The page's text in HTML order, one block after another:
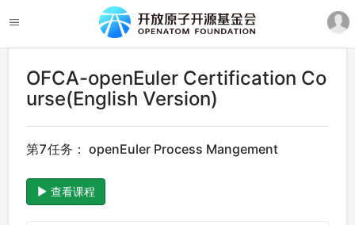
OFCA-openEuler Certification Co
urse(English Version)
第7任务： openEuler Process Mangement
查看课程